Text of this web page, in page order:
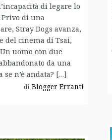
di legare lo
di una
Stray Dogs avanza,
del cinema di Tsai,
uomo con due
da una
n’è andata? […]
di Blogger Erranti